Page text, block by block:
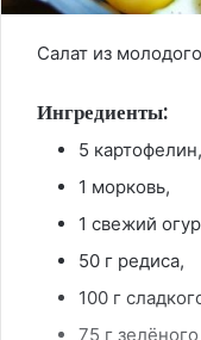
Салат из
Ингредиенты:
5 картофелин,
1 морковь,
1 свежий
50 г редиса,
100 г
75 г зелёного